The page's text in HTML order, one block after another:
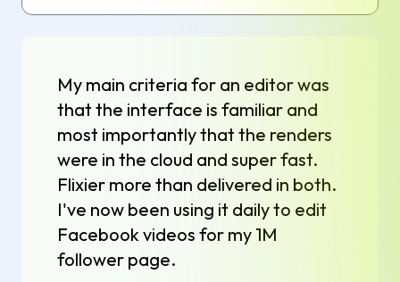
My main criteria for an editor was
that the interface is familiar and
most importantly that the renders
were in the cloud and super fast.
Flixier more than delivered in both.
I've now been using it daily to edit
Facebook videos for my 1M
follower page.